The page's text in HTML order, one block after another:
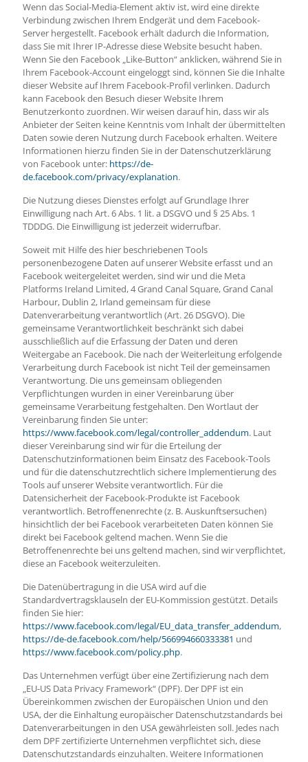
Wenn das Social-Media-Element aktiv ist, wird eine direkte
Verbindung zwischen Ihrem Endgerät und dem Facebook-
Server hergestellt. Facebook erhält dadurch die Information,
dass Sie mit Ihrer IP-Adresse diese Website besucht haben.
Wenn Sie den Facebook „Like-Button“ anklicken, während Sie in
Ihrem Facebook-Account eingeloggt sind, können Sie die Inhalte
dieser Website auf Ihrem Facebook-Profil verlinken. Dadurch
kann Facebook den Besuch dieser Website Ihrem
Benutzerkonto zuordnen. Wir weisen darauf hin, dass wir als
Anbieter der Seiten keine Kenntnis vom Inhalt der übermittelten
Daten sowie deren Nutzung durch Facebook erhalten. Weitere
Informationen hierzu finden Sie in der Datenschutzerklärung
von Facebook unter: https://de-
de.facebook.com/privacy/explanation.
Die Nutzung dieses Dienstes erfolgt auf Grundlage Ihrer
Einwilligung nach Art. 6 Abs. 1 lit. a DSGVO und § 25 Abs. 1
TDDDG. Die Einwilligung ist jederzeit widerrufbar.
Soweit mit Hilfe des hier beschriebenen Tools
personenbezogene Daten auf unserer Website erfasst und an
Facebook weitergeleitet werden, sind wir und die Meta
Platforms Ireland Limited, 4 Grand Canal Square, Grand Canal
Harbour, Dublin 2, Irland gemeinsam für diese
Datenverarbeitung verantwortlich (Art. 26 DSGVO). Die
gemeinsame Verantwortlichkeit beschränkt sich dabei
ausschließlich auf die Erfassung der Daten und deren
Weitergabe an Facebook. Die nach der Weiterleitung erfolgende
Verarbeitung durch Facebook ist nicht Teil der gemeinsamen
Verantwortung. Die uns gemeinsam obliegenden
Verpflichtungen wurden in einer Vereinbarung über
gemeinsame Verarbeitung festgehalten. Den Wortlaut der
Vereinbarung finden Sie unter:
https://www.facebook.com/legal/controller_addendum. Laut
dieser Vereinbarung sind wir für die Erteilung der
Datenschutzinformationen beim Einsatz des Facebook-Tools
und für die datenschutzrechtlich sichere Implementierung des
Tools auf unserer Website verantwortlich. Für die
Datensicherheit der Facebook-Produkte ist Facebook
verantwortlich. Betroffenenrechte (z. B. Auskunftsersuchen)
hinsichtlich der bei Facebook verarbeiteten Daten können Sie
direkt bei Facebook geltend machen. Wenn Sie die
Betroffenenrechte bei uns geltend machen, sind wir verpflichtet,
diese an Facebook weiterzuleiten.
Die Datenübertragung in die USA wird auf die
Standardvertragsklauseln der EU-Kommission gestützt. Details
finden Sie hier:
https://www.facebook.com/legal/EU_data_transfer_addendum,
https://de-de.facebook.com/help/566994660333381 und
https://www.facebook.com/policy.php.
Das Unternehmen verfügt über eine Zertifizierung nach dem
„EU-US Data Privacy Framework“ (DPF). Der DPF ist ein
Übereinkommen zwischen der Europäischen Union und den
USA, der die Einhaltung europäischer Datenschutzstandards bei
Datenverarbeitungen in den USA gewährleisten soll. Jedes nach
dem DPF zertifizierte Unternehmen verpflichtet sich, diese
Datenschutzstandards einzuhalten. Weitere Informationen